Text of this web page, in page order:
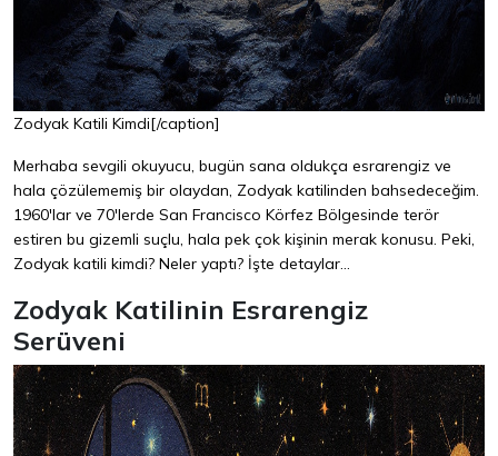
Zodyak Katili Kimdi[/caption]
Merhaba sevgili okuyucu, bugün sana oldukça esrarengiz ve
hala çözülememiş bir olaydan, Zodyak katilinden bahsedeceğim.
1960'lar ve 70'lerde San Francisco Körfez Bölgesinde terör
estiren bu gizemli suçlu, hala pek çok kişinin merak konusu. Peki,
Zodyak katili kimdi? Neler yaptı? İşte detaylar...
Zodyak Katilinin Esrarengiz
Serüveni